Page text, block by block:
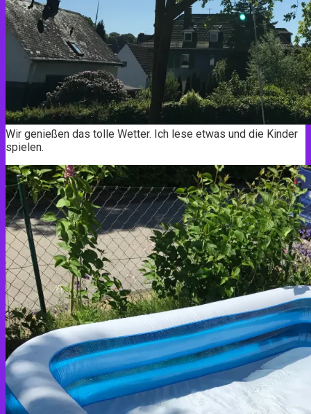
Wir genießen das tolle Wetter. Ich lese etwas und die Kinder
spielen.